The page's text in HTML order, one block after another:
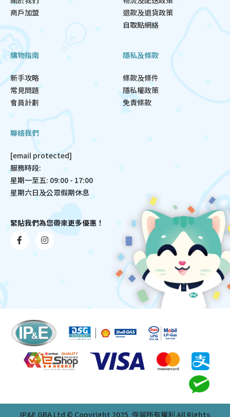
商戶加盟
退款及退貨政策
自取點網絡
購物指南
新手攻略
常見問題
會員計劃
隱私及條款
條款及條件
隱私權政策
免責條款
聯絡我們
[email protected]
服務時段:
星期一至五: 09:00 - 17:00
星期六日及公眾假期休息
緊貼我們為您帶來更多優惠！
IP&E GBA Ltd © Copyright 2025. 保留所有權利 All Rights